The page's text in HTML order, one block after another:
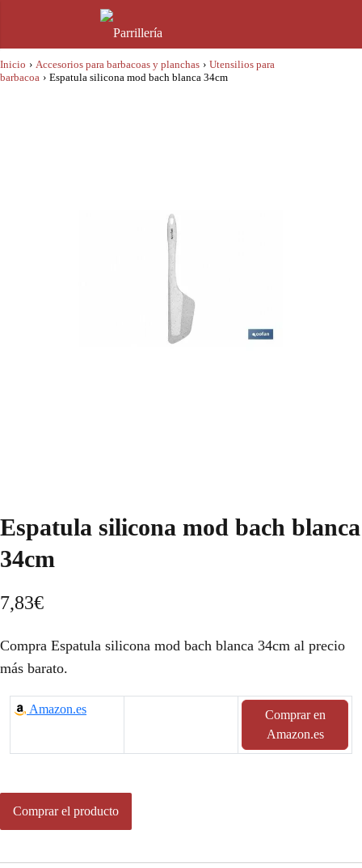
Inicio › Accesorios para barbacoas y planchas › Utensilios para
barbacoa › Espatula silicona mod bach blanca 34cm
Espatula silicona mod bach blanca
34cm
7,83€
Compra Espatula silicona mod bach blanca 34cm al precio
más barato.
Amazon.es
Comprar en
Amazon.es
Comprar el producto